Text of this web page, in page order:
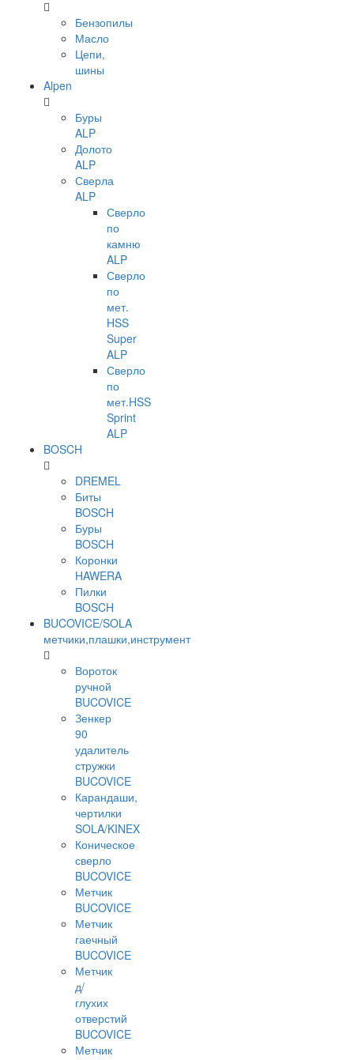
Бензопилы
Масло
Цепи,
шины
Alpen
Буры
ALP
Долото
ALP
Сверла
ALP
Сверло
по
камню
ALP
Сверло
по
мет.
HSS
Super
ALP
Сверло
по
мет.HSS
Sprint
ALP
BOSCH
DREMEL
Биты
BOSCH
Буры
BOSCH
Коронки
HAWERA
Пилки
BOSCH
BUCOVICE/SOLA
метчики,плашки,инструмент
Вороток
ручной
BUCOVICE
Зенкер
90
удалитель
стружки
BUCOVICE
Карандаши,
чертилки
SOLA/KINEX
Коническое
сверло
BUCOVICE
Метчик
BUCOVICE
Метчик
гаечный
BUCOVICE
Метчик
д/
глухих
отверстий
BUCOVICE
Метчик